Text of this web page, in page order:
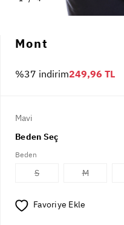
Mont
%37 indirim249,96 TL
Mavi
Beden Seç
Beden
S M
Favoriye Ekle